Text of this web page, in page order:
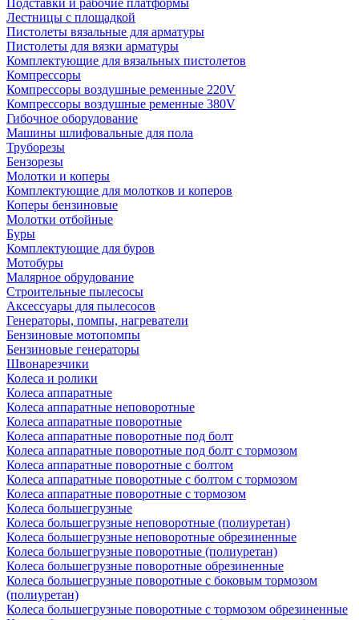
Подставки и рабочие платформы
Лестницы с площадкой
Пистолеты вязальные для арматуры
Пистолеты для вязки арматуры
Комплектующие для вязальных пистолетов
Компрессоры
Компрессоры воздушные ременные 220V
Компрессоры воздушные ременные 380V
Гибочное оборудование
Машины шлифовальные для пола
Труборезы
Бензорезы
Молотки и коперы
Комплектующие для молотков и коперов
Коперы бензиновые
Молотки отбойные
Буры
Комплектующие для буров
Мотобуры
Малярное обрудование
Строительные пылесосы
Аксессуары для пылесосов
Генераторы, помпы, нагреватели
Бензиновые мотопомпы
Бензиновые генераторы
Швонарезчики
Колеса и ролики
Колеса аппаратные
Колеса аппаратные неповоротные
Колеса аппаратные поворотные
Колеса аппаратные поворотные под болт
Колеса аппаратные поворотные под болт с тормозом
Колеса аппаратные поворотные с болтом
Колеса аппаратные поворотные с болтом с тормозом
Колеса аппаратные поворотные с тормозом
Колеса большегрузные
Колеса большегрузные неповоротные (полиуретан)
Колеса большегрузные неповоротные обрезиненные
Колеса большегрузные поворотные (полиуретан)
Колеса большегрузные поворотные обрезиненные
Колеса большегрузные поворотные с боковым тормозом
(полиуретан)
Колеса большегрузные поворотные с тормозом обрезиненные